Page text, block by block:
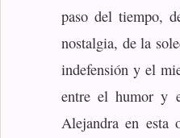
paso del tiempo,
nostalgia, de la
indefensión y el
entre el humor y
Alejandra en esta